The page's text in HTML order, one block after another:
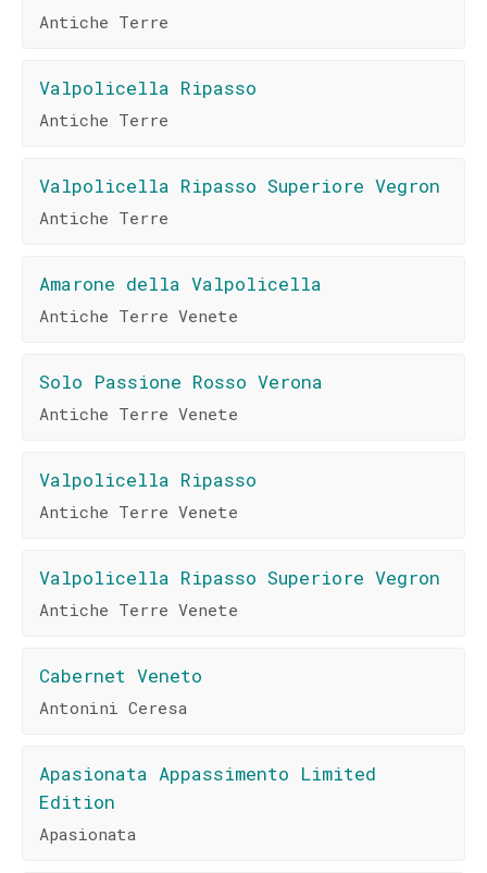
Antiche Terre
Valpolicella Ripasso
Antiche Terre
Valpolicella Ripasso Superiore Vegron
Antiche Terre
Amarone della Valpolicella
Antiche Terre Venete
Solo Passione Rosso Verona
Antiche Terre Venete
Valpolicella Ripasso
Antiche Terre Venete
Valpolicella Ripasso Superiore Vegron
Antiche Terre Venete
Cabernet Veneto
Antonini Ceresa
Apasionata Appassimento Limited
Edition
Apasionata